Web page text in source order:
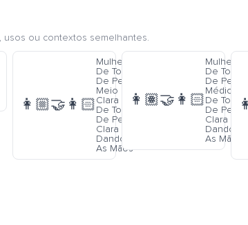
ou contextos semelhantes.
👩🏼‍🤝‍👩🏻
Mulheres
De Tom
De Pele
Meio
Clara E
De Tom
De Pele
Clara
Dando
As Mãos
👩🏽‍🤝‍👩🏻
Mulheres
De Tom
De Pele
Médio E
De Tom
De Pele
Clara
Dando
As Mãos